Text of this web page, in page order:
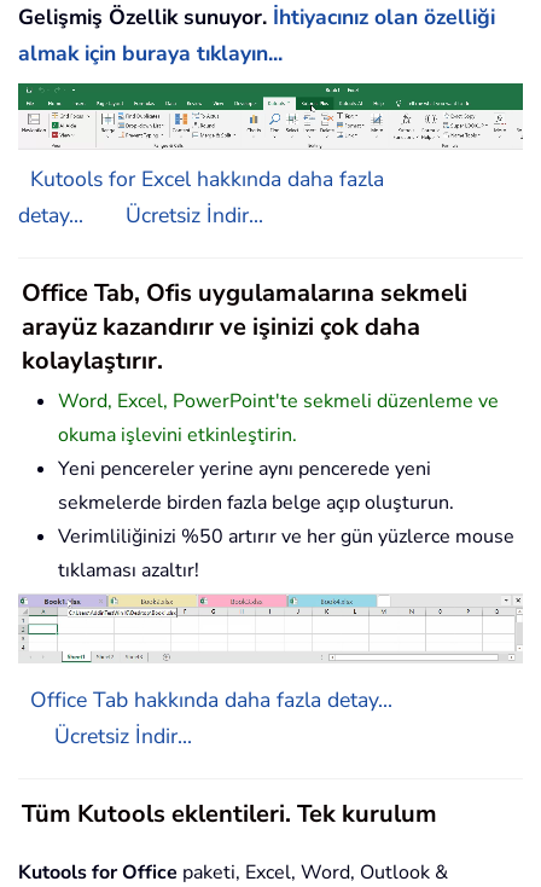
Gelişmiş Özellik sunuyor. İhtiyacınız olan özelliği
almak için buraya tıklayın...
Kutools for Excel hakkında daha fazla
detay...
Ücretsiz İndir...
Office Tab, Ofis uygulamalarına sekmeli
arayüz kazandırır ve işinizi çok daha
kolaylaştırır.
Word, Excel, PowerPoint'te sekmeli düzenleme ve
okuma işlevini etkinleştirin.
Yeni pencereler yerine aynı pencerede yeni
sekmelerde birden fazla belge açıp oluşturun.
Verimliliğinizi %50 artırır ve her gün yüzlerce mouse
tıklaması azaltır!
Office Tab hakkında daha fazla detay...
Ücretsiz İndir...
Tüm Kutools eklentileri. Tek kurulum
Kutools for Office paketi, Excel, Word, Outlook &